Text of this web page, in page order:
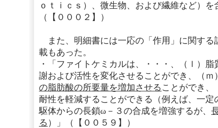
ｏｔｉｃｓ）、微生物、および繊維など）
（【０００２】）
また、明細書には一応の「作用」に関する
載もあった。
・「ファイトケミカルは、・・・、（ｌ）
謝および活性を変化させることができ、（ｍ
の脂肪酸の所要量を増加させる ことができ、
耐性を軽減することができる（例えば、一
駆体からの長鎖ω－３の合成を増強するが、
る ）」（【００５９】）